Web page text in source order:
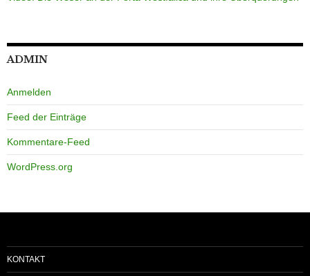
ADMIN
Anmelden
Feed der Einträge
Kommentare-Feed
WordPress.org
KONTAKT